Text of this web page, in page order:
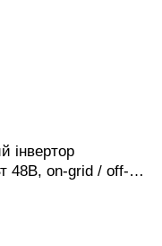
інвертор
48В, on-grid / off-
BMS, робота без
AC | ANTPower